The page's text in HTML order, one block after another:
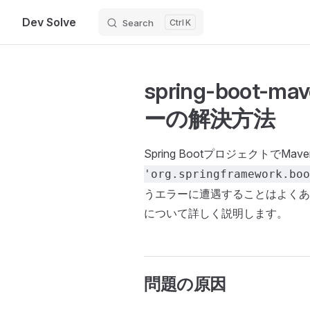
Skip to content
Dev Solve Search K
spring-boot-
ーの解決方法
Spring Bootプロジェクトで
うエラーに遭遇することはよく
について詳しく説明します。
問題の原因